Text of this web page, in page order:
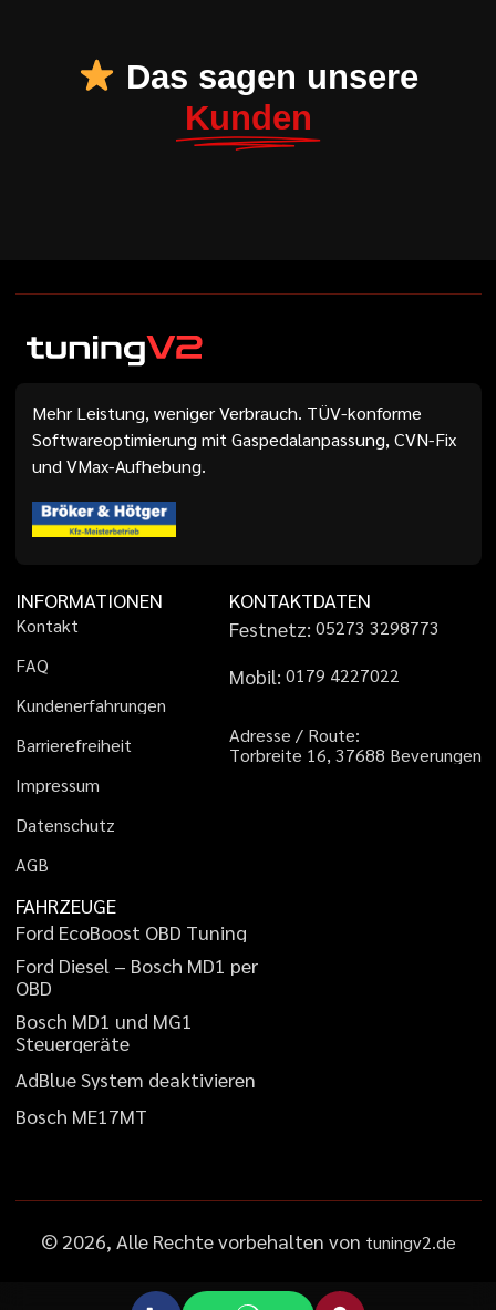
Das sagen unsere
Kunden
Mehr Leistung, weniger Verbrauch. TÜV-konforme
Softwareoptimierung mit Gaspedalanpassung, CVN-Fix
und VMax-Aufhebung.
INFORMATIONEN
Kontakt
FAQ
Kundenerfahrungen
Barrierefreiheit
Impressum
Datenschutz
AGB
KONTAKTDATEN
Festnetz: 05273 3298773
Mobil: 01 79 4227022
Adresse / Route:
Torbreite 16, 37688 Beverungen
FAHRZEUGE
Ford EcoBoost OBD Tuning
Ford Diesel – Bosch MD1 per
OBD
Bosch MD1 und MG1
Steuergeräte
AdBlueSystem deaktivieren
Bosch ME17MT
© 2026, Alle Rechte vorbehalten von tuningv2.de